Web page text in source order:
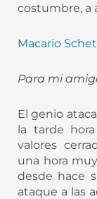
costumbre, a
Macario
Para mi
El genio
la tarde
valores
una hora
desde hace
ataque a las